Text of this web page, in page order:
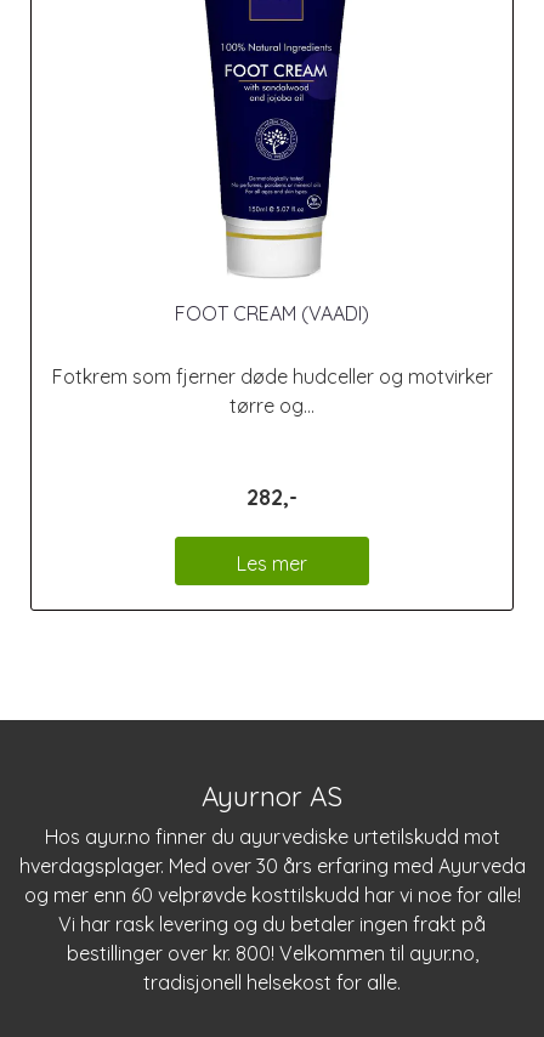
FOOT CREAM (VAADI)
Fotkrem som fjerner døde hudceller og motvirker
tørre og...
282,-
Les mer
Ayurnor AS
Hos ayur.no finner du ayurvediske urtetilskudd mot
hverdagsplager. Med over 30 års erfaring med Ayurveda
og mer enn 60 velprøvde kosttilskudd har vi noe for alle!
Vi har rask levering og du betaler ingen frakt på
bestillinger over kr. 800! Velkommen til ayur.no
tradisjonell helsekost for alle.